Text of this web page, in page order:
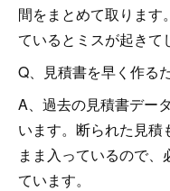
間をまとめて取ります
ているとミスが起きて
Q、見積書を早く作る
A、過去の見積書デー
います。断られた見
まま入っているので
ています。